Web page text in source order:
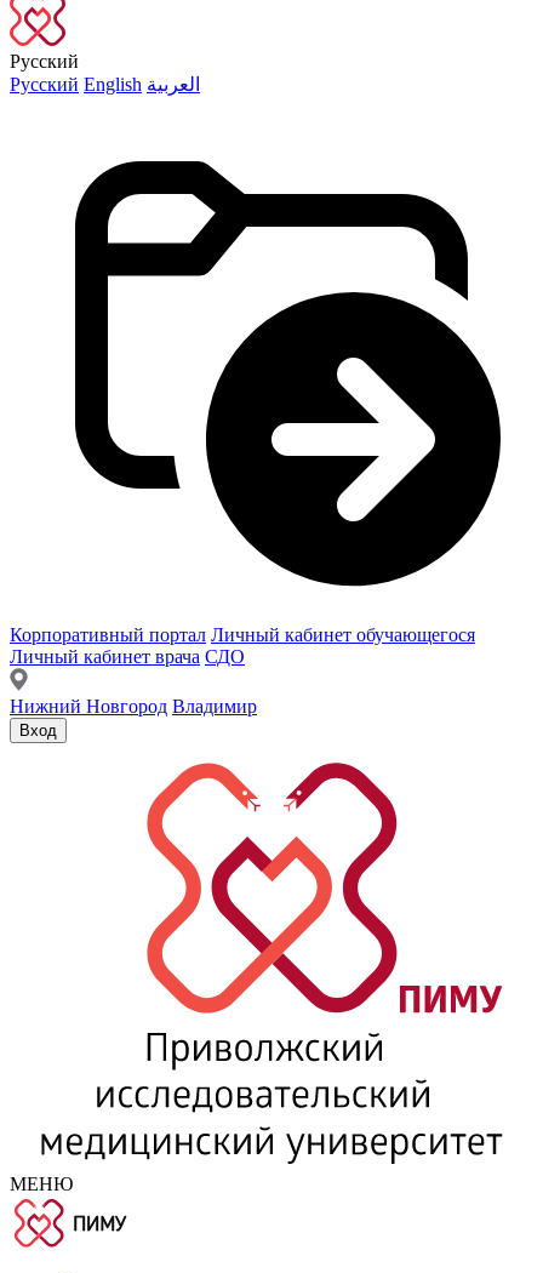
Русский
Русский English العربية
Корпоративный портал Личный кабинет обучающегося
Личный кабинет врача СДО
Нижний Новгород Владимир
Вход
МЕНЮ